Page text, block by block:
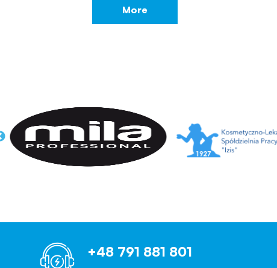
More
+48 791 881 801